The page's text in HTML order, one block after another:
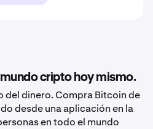
mundo cripto hoy mismo.
del dinero. Compra Bitcoin de
desde una aplicación en la
en todo el mundo